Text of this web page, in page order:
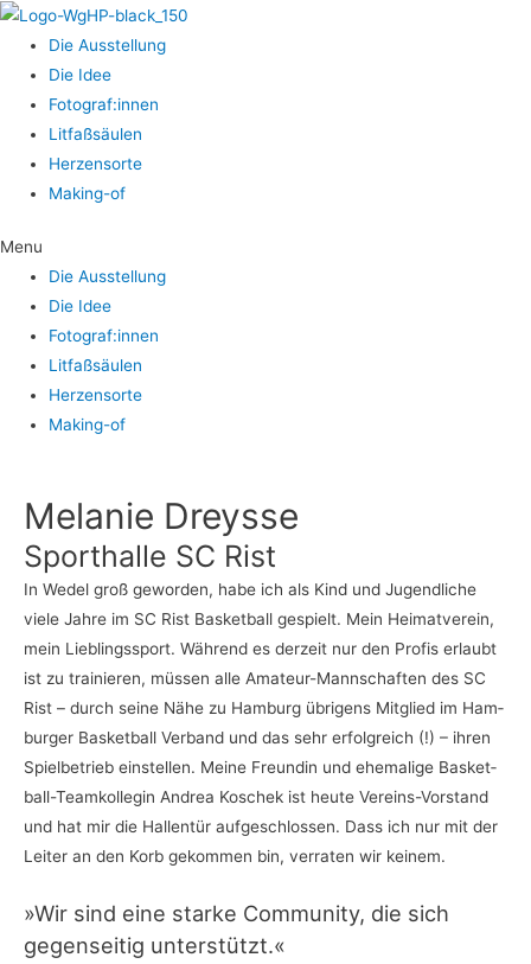
Die Aus­stel­lung
Die Idee
Fotograf:innen
Lit­faß­säu­len
Her­zens­or­te
Making-of
Menu
Die Aus­stel­lung
Die Idee
Fotograf:innen
Lit­faß­säu­len
Her­zens­or­te
Making-of
Mela­nie Dreysse
Sport­hal­le SC Rist
In Wedel groß gewor­den, habe ich als Kind und Jugend­li­che
vie­le Jah­re im SC Rist Bas­ket­ball gespielt. Mein Hei­mat­ver­ein,
mein Lieb­lings­sport. Wäh­rend es der­zeit nur den Pro­fis erlaubt
ist zu trai­nie­ren, müs­sen alle Ama­teur-Mann­schaf­ten des SC
Rist – durch sei­ne Nähe zu Ham­burg übri­gens Mit­glied im Ham­
bur­ger Bas­ket­ball Ver­band und das sehr erfolg­reich (!) – ihren
Spiel­be­trieb ein­stel­len. Mei­ne Freun­din und ehe­ma­li­ge Bas­ket­
ball-Team­kol­le­gin Andrea Koschek ist heu­te Ver­eins-Vor­stand
und hat mir die Hal­len­tür auf­ge­schlos­sen. Dass ich nur mit der
Lei­ter an den Korb gekom­men bin, ver­ra­ten wir kei­nem.
»Wir sind eine star­ke Com­mu­ni­ty, die sich
gegen­sei­tig unterstützt.«